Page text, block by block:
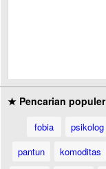
★ Pencarian populer
fobia psikolog
pantun
komoditas